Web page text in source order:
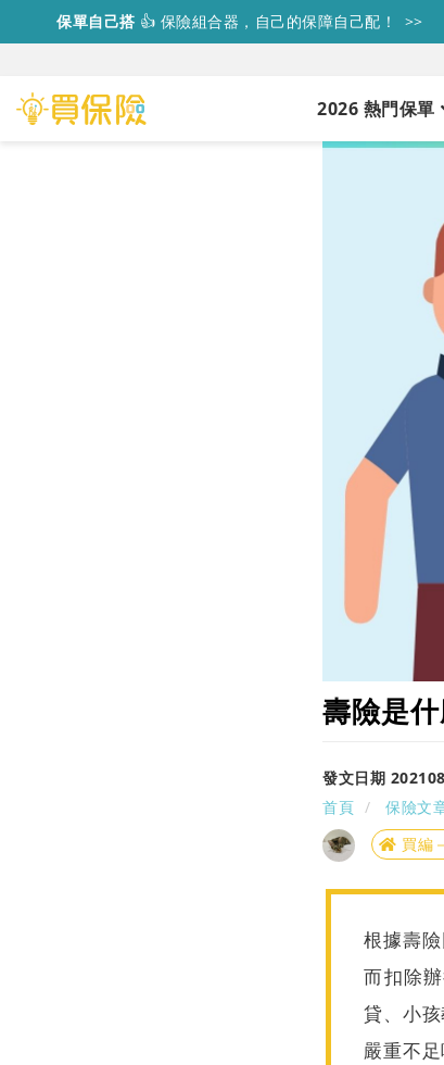
保單自己搭 👍 保險組合器，自己的保障自己配！ >>
2026 熱門保單
壽險是
發文日期
首頁
保險文
買編
根據壽
而扣除
貸、小
嚴重不